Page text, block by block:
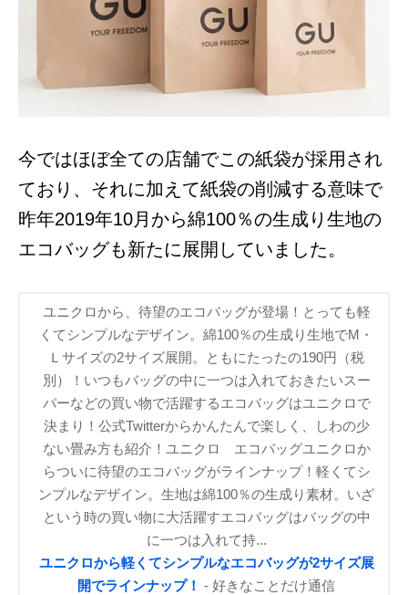
今ではほぼ全ての店舗でこの紙袋が採用され
ており、それに加えて紙袋の削減する意味で
昨年2019年10月から綿100％の生成り生地の
エコバッグも新たに展開していました。
ユニクロから、待望のエコバッグが登場！とっても軽
くてシンプルなデザイン。綿100％の生成り生地でM・
Ｌサイズの2サイズ展開。ともにたったの190円（税
別）！いつもバッグの中に一つは入れておきたいスー
パーなどの買い物で活躍するエコバッグはユニクロで
決まり！公式Twitterからかんたんで楽しく、しわの少
ない畳み方も紹介！ユニクロ エコバッグユニクロか
らついに待望のエコバッグがラインナップ！軽くてシ
ンプルなデザイン。生地は綿100％の生成り素材。いざ
という時の買い物に大活躍すエコバッグはバッグの中
に一つは入れて持...
ユニクロから軽くてシンプルなエコバッグが2サイズ展
開でラインナップ！ - 好きなことだけ通信